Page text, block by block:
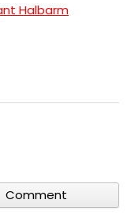
Halbarm
Comment